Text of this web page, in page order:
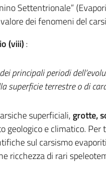
Settentrionale”
dei fenomeni del
(viii):
principali periodi
superficie terrestre o di
superficiali, grotte,
geologico e climatico.
sul carsismo
ricchezza di rari